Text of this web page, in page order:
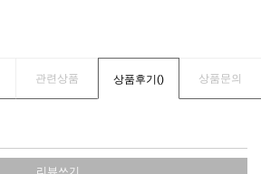
관련상품 상품후기() 상품문의
리뷰쓰기